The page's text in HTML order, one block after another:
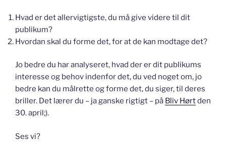
Hvad er det allervigtigste, du må give videre til dit
publikum?
Hvordan skal du forme det, for at de kan modtage det?
Jo bedre du har analyseret, hvad der er dit publikums
interesse og behov indenfor det, du ved noget om, jo
bedre kan du målrette og forme det, du siger, til deres
briller. Det lærer du – ja ganske rigtigt – på Bliv Hørtden
30. april;).
Ses vi?